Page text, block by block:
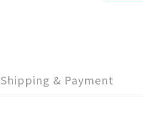
Shipping & Payment